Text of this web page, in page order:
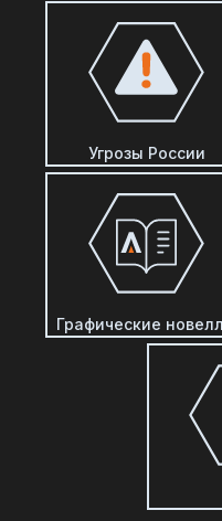
Угрозы России
Графические